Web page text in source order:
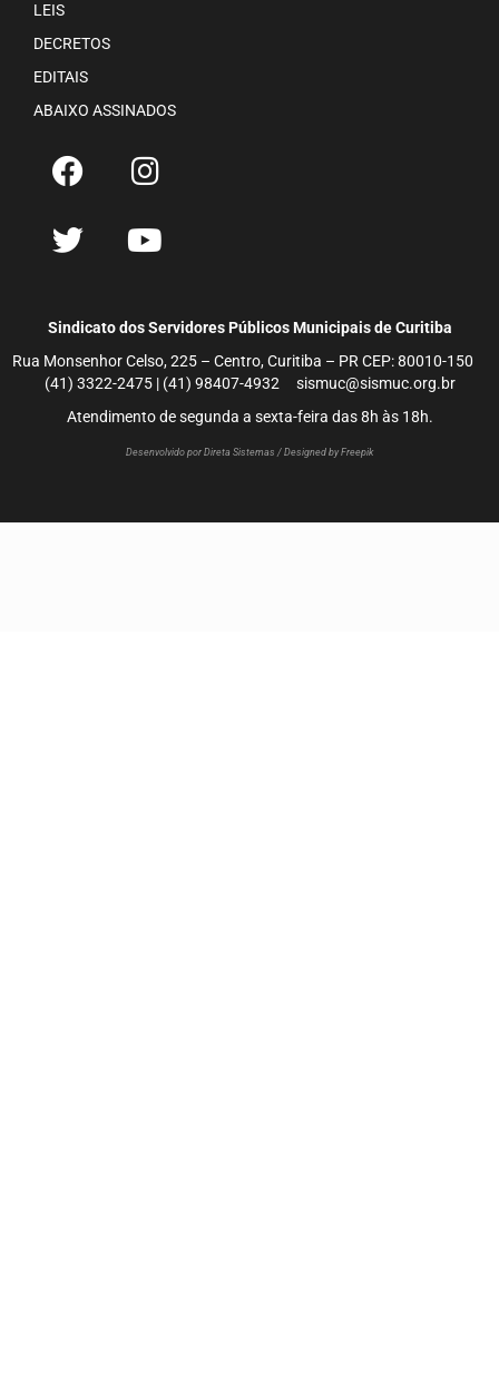
LEIS
DECRETOS
EDITAIS
ABAIXO ASSINADOS
Sindicato dos Servidores Públicos Municipais de Curitiba
Rua Monsenhor Celso, 225 – Centro, Curitiba – PR CEP: 80010-150
(41) 3322-2475 | (41) 98407-4932 sismuc@sismuc.org.br
Atendimento de segunda a sexta-feira das 8h às 18h.
Desenvolvido por Direta Sistemas / Designed by Freepik